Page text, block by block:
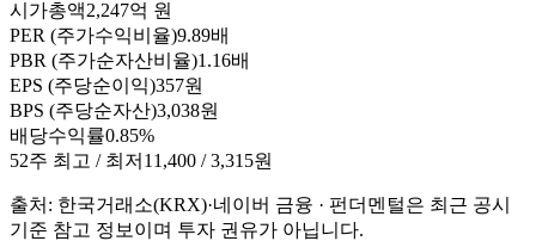
시가총액2,247억 원
PER (주가수익비율)9.89배
PBR (주가순자산비율)1.16배
EPS (주당순이익)357원
BPS (주당순자산)3,038원
배당수익률0.85%
52주 최고 / 최저 11,400 / 3,315원
출처: 한국거래소(KRX)·네이버 금융 · 펀더멘털은 최근 공시
기준 참고 정보이며 투자 권유가 아닙니다.